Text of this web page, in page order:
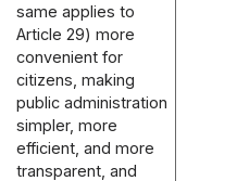
same applies to
Article 29) more
convenient for
citizens, making
public administration
simpler, more
efficient, and more
transparent, and